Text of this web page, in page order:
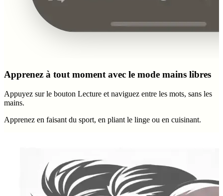
Apprenez à tout moment avec le mode mains libres
Appuyez sur le bouton Lecture et naviguez entre les mots, sans les
mains.
Apprenez en faisant du sport, en pliant le linge ou en cuisinant.